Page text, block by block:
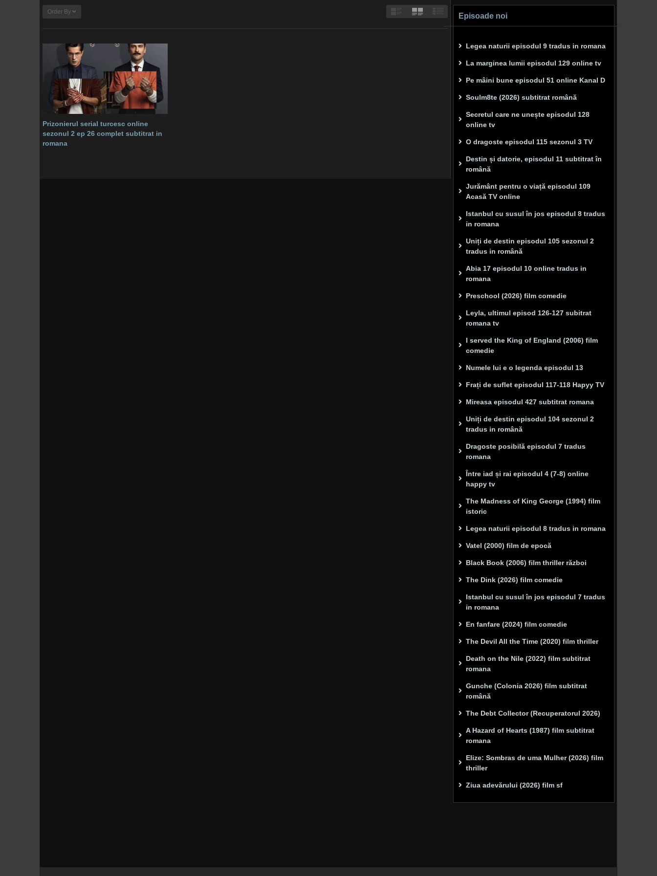
Order By
Prizonierul serial turcesc online
sezonul 2 ep 26 complet subtitrat in
romana
Episoade noi
Legea naturii episodul 9 tradus in romana
La marginea lumii episodul 129 online tv
Pe mâini bune episodul 51 online Kanal D
Soulm8te (2026) subtitrat română
Secretul care ne unește episodul 128
online tv
O dragoste episodul 115 sezonul 3 TV
Destin și datorie, episodul 11 subtitrat în
română
Jurământ pentru o viață episodul 109
Acasă TV online
Istanbul cu susul în jos episodul 8 tradus
in romana
Uniți de destin episodul 105 sezonul 2
tradus in română
Abia 17 episodul 10 online tradus in
romana
Preschool (2026) film comedie
Leyla, ultimul episod 126-127 subitrat
romana tv
I served the King of England (2006) film
comedie
Numele lui e o legenda episodul 13
Frați de suflet episodul 117-118 Hapyy TV
Mireasa episodul 427 subtitrat romana
Uniți de destin episodul 104 sezonul 2
tradus in română
Dragoste posibilă episodul 7 tradus
romana
Între iad și rai episodul 4 (7-8) online
happy tv
The Madness of King George (1994) film
istoric
Legea naturii episodul 8 tradus in romana
Vatel (2000) film de epocă
Black Book (2006) film thriller război
The Dink (2026) film comedie
Istanbul cu susul în jos episodul 7 tradus
in romana
En fanfare (2024) film comedie
The Devil All the Time (2020) film thriller
Death on the Nile (2022) film subtitrat
romana
Gunche (Colonia 2026) film subtitrat
română
The Debt Collector (Recuperatorul 2026)
A Hazard of Hearts (1987) film subtitrat
romana
Elize: Sombras de uma Mulher (2026) film
thriller
Ziua adevărului (2026) film sf